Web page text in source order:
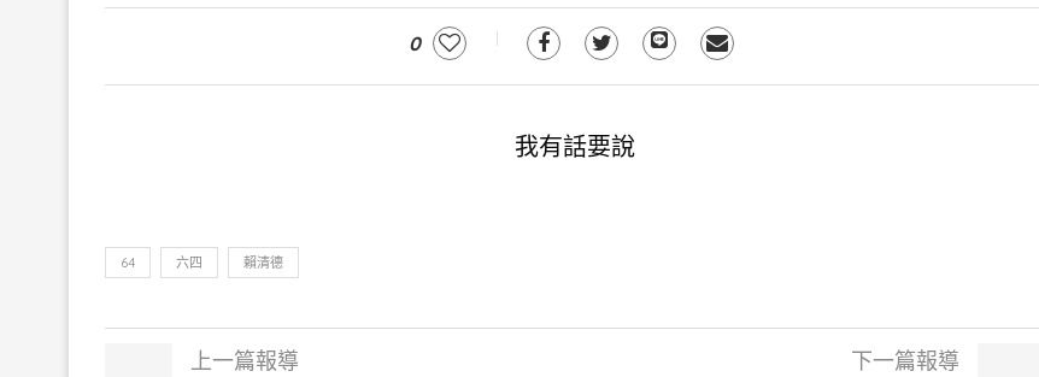
0
我有話要說
64 六四 賴清德
上一篇報導 下一篇報導